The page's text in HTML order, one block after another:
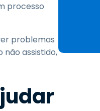
processo
problemas
assistido,